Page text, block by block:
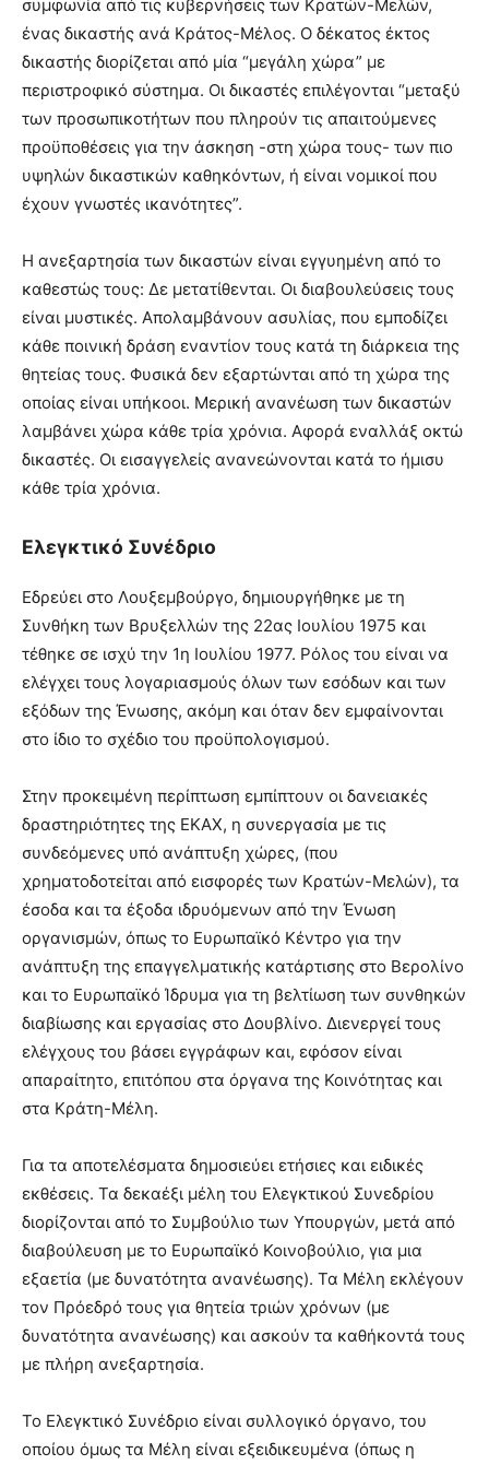
συμφωνία από τις κυβερνήσεις των Κρατών-Μελών,
ένας δικαστής ανά Κράτος-Μέλος. Ο δέκατος έκτος
δικαστής διορίζεται από μία “μεγάλη χώρα” με
περιστροφικό σύστημα. Οι δικαστές επιλέγονται “μεταξύ
των προσωπικοτήτων που πληρούν τις απαιτούμενες
προϋποθέσεις για την άσκηση -στη χώρα τους- των πιο
υψηλών δικαστικών καθηκόντων, ή είναι νομικοί που
έχουν γνωστές ικανότητες”.
Η ανεξαρτησία των δικαστών είναι εγγυημένη από το
καθεστώς τους: Δε μετατίθενται. Οι διαβουλεύσεις τους
είναι μυστικές. Απολαμβάνουν ασυλίας, που εμποδίζει
κάθε ποινική δράση εναντίον τους κατά τη διάρκεια της
θητείας τους. Φυσικά δεν εξαρτώνται από τη χώρα της
οποίας είναι υπήκοοι. Μερική ανανέωση των δικαστών
λαμβάνει χώρα κάθε τρία χρόνια. Αφορά εναλλάξ οκτώ
δικαστές. Οι εισαγγελείς ανανεώνονται κατά το ήμισυ
κάθε τρία χρόνια.
Ελεγκτικό Συνέδριο
Εδρεύει στο Λουξεμβούργο, δημιουργήθηκε με τη
Συνθήκη των Βρυξελλών της 22ας Ιουλίου 1975 και
τέθηκε σε ισχύ την 1η Ιουλίου 1977. Ρόλος του είναι να
ελέγχει τους λογαριασμούς όλων των εσόδων και των
εξόδων της Ένωσης, ακόμη και όταν δεν εμφαίνονται
στο ίδιο το σχέδιο του προϋπολογισμού.
Στην προκειμένη περίπτωση εμπίπτουν οι δανειακές
δραστηριότητες της ΕΚΑΧ, η συνεργασία με τις
συνδεόμενες υπό ανάπτυξη χώρες, (που
χρηματοδοτείται από εισφορές των Κρατών-Μελών), τα
έσοδα και τα έξοδα ιδρυόμενων από την Ένωση
οργανισμών, όπως το Ευρωπαϊκό Κέντρο για την
ανάπτυξη της επαγγελματικής κατάρτισης στο Βερολίνο
και το Ευρωπαϊκό Ίδρυμα για τη βελτίωση των συνθηκών
διαβίωσης και εργασίας στο Δουβλίνο. Διενεργεί τους
ελέγχους του βάσει εγγράφων και, εφόσον είναι
απαραίτητο, επιτόπου στα όργανα της Κοινότητας και
στα Κράτη-Μέλη.
Για τα αποτελέσματα δημοσιεύει ετήσιες και ειδικές
εκθέσεις. Τα δεκαέξι μέλη του Ελεγκτικού Συνεδρίου
διορίζονται από το Συμβούλιο των Υπουργών, μετά από
διαβούλευση με το Ευρωπαϊκό Κοινοβούλιο, για μια
εξαετία (με δυνατότητα ανανέωσης). Τα Μέλη εκλέγουν
τον Πρόεδρό τους για θητεία τριών χρόνων (με
δυνατότητα ανανέωσης) και ασκούν τα καθήκοντά τους
με πλήρη ανεξαρτησία.
Το Ελεγκτικό Συνέδριο είναι συλλογικό όργανο, του
οποίου όμως τα Μέλη είναι εξειδικευμένα (όπως η